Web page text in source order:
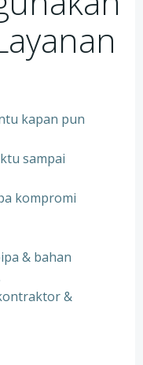
kapan pun
sampai
kompromi
& bahan
&